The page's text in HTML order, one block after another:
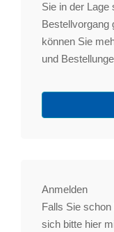
Sie in der Lage
Bestellvorgang
können Sie
und
Anmelden
Falls Sie
sich bitte hier